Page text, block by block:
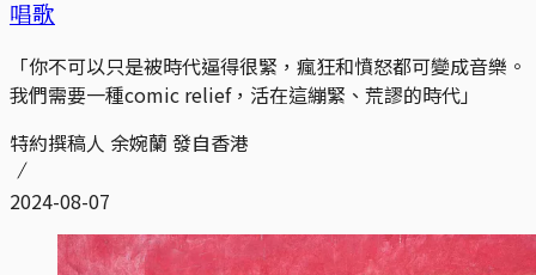
唱歌
「你不可以只是被時代逼得很緊，瘋狂和憤怒都可變成音樂。
我們需要一種comic relief，活在這繃緊、荒謬的時代」
特約撰稿人 余婉蘭 發自香港
2024-08-07